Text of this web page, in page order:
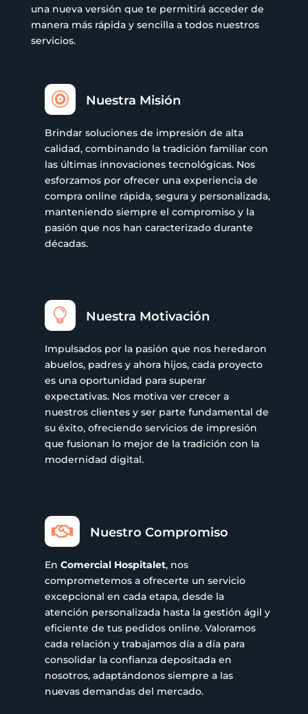
una nueva versión que te permitirá acceder de
manera más rápida y sencilla a todos nuestros
servicios.
 Nuestra Misión
Brindar soluciones de impresión de alta
calidad, combinando la tradición familiar con
las últimas innovaciones tecnológicas. Nos
esforzamos por ofrecer una experiencia de
compra online rápida, segura y personalizada,
manteniendo siempre el compromiso y la
pasión que nos han caracterizado durante
décadas.
 Nuestra Motivación
Impulsados por la pasión que nos heredaron
abuelos, padres y ahora hijos, cada proyecto
es una oportunidad para superar
expectativas. Nos motiva ver crecer a
nuestros clientes y ser parte fundamental de
su éxito, ofreciendo servicios de impresión
que fusionan lo mejor de la tradición con la
modernidad digital.
 Nuestro Compromiso
En Comercial Hospitalet, nos
comprometemos a ofrecerte un servicio
excepcional en cada etapa, desde la
atención personalizada hasta la gestión ágil y
eficiente de tus pedidos online. Valoramos
cada relación y trabajamos día a día para
consolidar la confianza depositada en
nosotros, adaptándonos siempre a las
nuevas demandas del mercado.